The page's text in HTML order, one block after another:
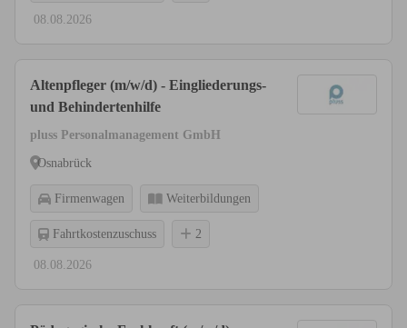
08.08.2026
Altenpfleger (m/w/d) - Eingliederungs-
und Behindertenhilfe
pluss Personalmanagement GmbH
Osnabrück
Firmenwagen Weiterbildungen
Fahrtkostenzuschuss 2
08.08.2026